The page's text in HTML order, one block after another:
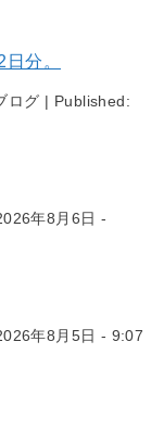
分。
ログ | Published:
年8月6日 -
年8月5日 - 9:07